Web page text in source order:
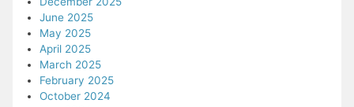
June 2025
May 2025
April 2025
March 2025
February 2025
October 2024